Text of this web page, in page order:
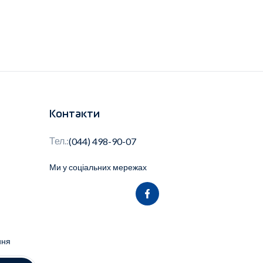
Контакти
Тел.:(044) 498-90-07
Ми у соціальних мережах